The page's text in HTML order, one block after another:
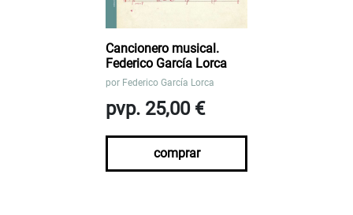
Cancionero musical.
Federico García Lorca
por Federico García Lorca
pvp. 25,00 €
comprar